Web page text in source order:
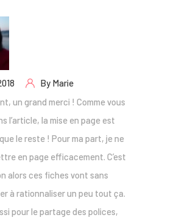
By Marie
un grand merci ! Comme vous
l’article, la mise en page est
le reste ! Pour ma part, je ne
en page efficacement. C’est
alors ces fiches vont sans
à rationnaliser un peu tout ça.
pour le partage des polices,